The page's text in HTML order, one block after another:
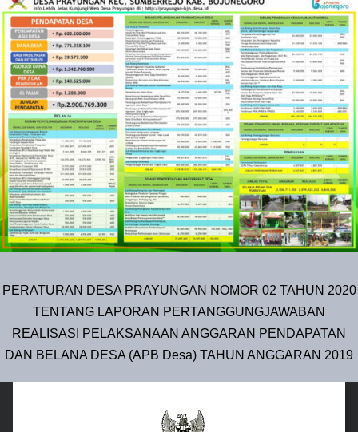
PERATURAN DESA PRAYUNGAN NOMOR 02 TAHUN 2020
TENTANG LAPORAN PERTANGGUNGJAWABAN
REALISASI PELAKSANAAN ANGGARAN PENDAPATAN
DAN BELANA DESA (APB Desa) TAHUN ANGGARAN 2019